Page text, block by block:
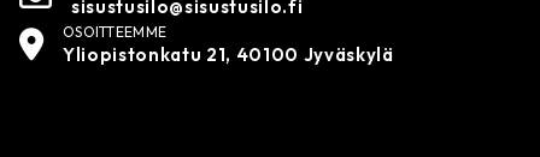
sisustusilo@sisustusilo.fi
OSOITTEEMME
Yliopistonkatu 21, 40100 Jyväskylä